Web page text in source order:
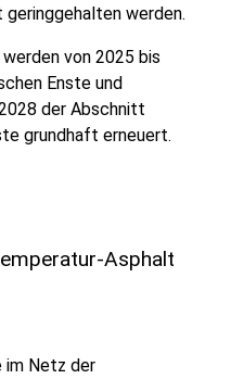
werden.
von 2025 bis
Enste und
der Abschnitt
grundhaft erneuert.
Asphalt
im Netz der